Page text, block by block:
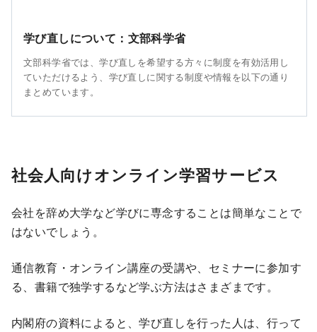
学び直しについて：文部科学省
文部科学省では、学び直しを希望する方々に制度を有効活用し
ていただけるよう、学び直しに関する制度や情報を以下の通り
まとめています。
社会人向けオンライン学習サービス
会社を辞め大学など学びに専念することは簡単なことで
はないでしょう。
通信教育・オンライン講座の受講や、セミナーに参加す
る、書籍で独学するなど学ぶ方法はさまざまです。
内閣府の資料によると、学び直しを行った人は、行って